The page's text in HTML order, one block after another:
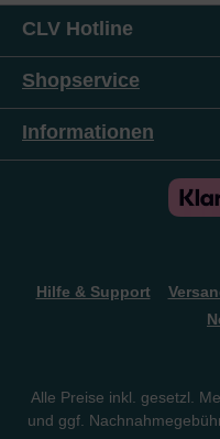
CLV Hotline
Shopservice
Informationen
Hilfe & Support
Alle Preise inkl. gesetzl.
und ggf.